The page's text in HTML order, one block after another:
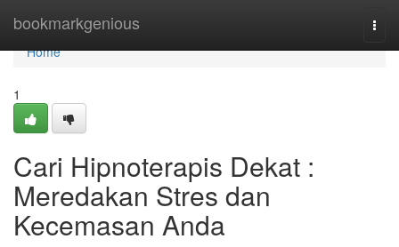
bookmarkgenious
Home
Home
1
Cari Hipnoterapis Dekat :
Meredakan Stres dan
Kecemasan Anda